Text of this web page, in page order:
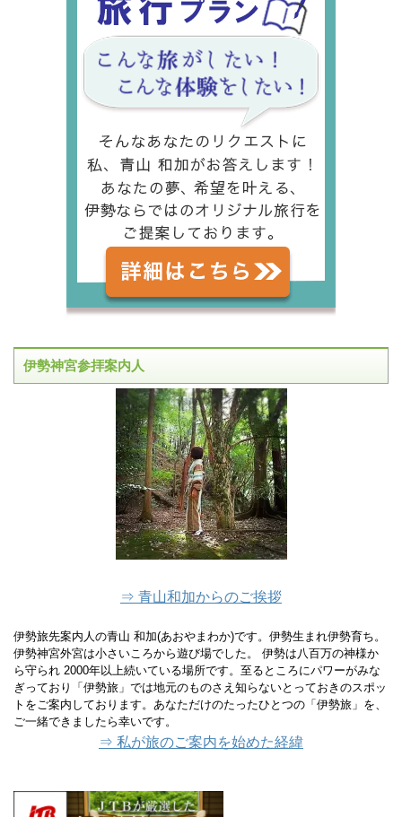
伊勢神宮参拝案内人
⇒ 青山和加からのご挨拶
伊勢旅先案内人の青山 和加(あおやまわか)です。伊勢生まれ伊勢育ち。
伊勢神宮外宮は小さいころから遊び場でした。 伊勢は八百万の神様か
ら守られ 2000年以上続いている場所です。至るところにパワーがみな
ぎっており「伊勢旅」では地元のものさえ知らないとっておきのスポッ
トをご案内しております。あなただけのたったひとつの「伊勢旅」を、
ご一緒できましたら幸いです。
⇒ 私が旅のご案内を始めた経緯